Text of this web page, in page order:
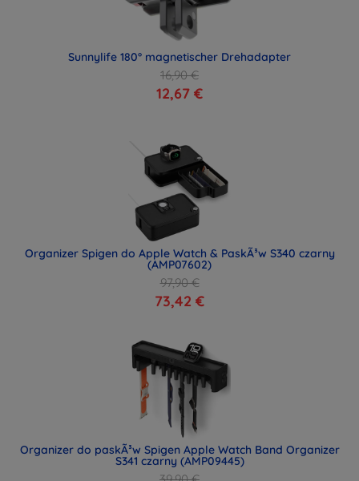
Sunnylife 180° magnetischer Drehadapter
16,90 €
12,67 €
Organizer Spigen do Apple Watch & PaskÃ³w S340 czarny
(AMP07602)
97,90 €
73,42 €
Organizer do paskÃ³w Spigen Apple Watch Band Organizer
S341 czarny (AMP09445)